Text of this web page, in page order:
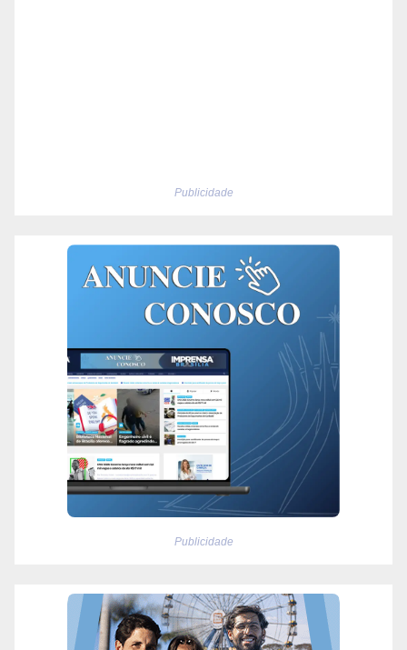
Publicidade
Publicidade